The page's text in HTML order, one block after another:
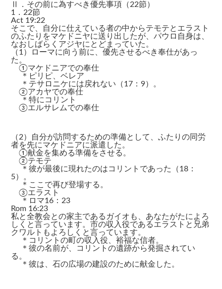
Ⅱ．その前に為すべき優先事項（22節）
1．22節
Act 19:22
そこで、自分に仕えている者の中からテモテとエラスト
のふたりをマケドニヤに送り出したが、パウロ自身は、
なおしばらくアジヤにとどまっていた。
（1）ローマに向う前に、優先させるべき奉仕があっ
た。
①マケドニアでの奉仕
＊ピリピ、ベレア
＊テサロニケには戻れない（17：9）。
②アカヤでの奉仕
＊特にコリント
③エルサレムでの奉仕
（2）自分が訪問するための準備として、ふたりの同労
者を先にマケドニアに派遣した。
①献金を集める準備をさせる。
②テモテ
＊彼が最後に現れたのはコリントであった（18：
5）。
＊ここで再び登場する。
③エラスト
＊ロマ16：23
Rom 16:23
私と全教会との家主であるガイオも、あなたがたによろ
しくと言っています。市の収入役であるエラストと兄弟
クワルトもよろしくと言っています。
＊コリントの町の収入役、裕福な信者。
＊彼の名前が、コリントの遺跡から発掘されてい
る。
＊彼は、石の広場の建設のために献金した。